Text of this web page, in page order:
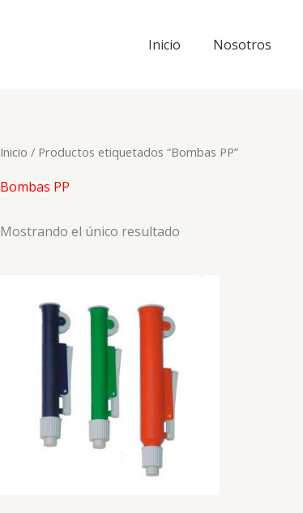
Inicio Nosotros
Inicio / Productos etiquetados “Bombas PP”
Bombas PP
Mostrando el único resultado